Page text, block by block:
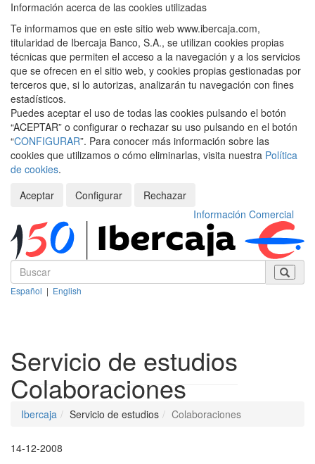
Información acerca de las cookies utilizadas
Te informamos que en este sitio web www.ibercaja.com,
titularidad de Ibercaja Banco, S.A., se utilizan cookies propias
técnicas que permiten el acceso a la navegación y a los servicios
que se ofrecen en el sitio web, y cookies propias gestionadas por
terceros que, si lo autorizas, analizarán tu navegación con fines
estadísticos.
Puedes aceptar el uso de todas las cookies pulsando el botón
“ACEPTAR” o configurar o rechazar su uso pulsando en el botón
“CONFIGURAR”. Para conocer más información sobre las
cookies que utilizamos o cómo eliminarlas, visita nuestra Política
de cookies.
Aceptar
Configurar
Rechazar
Información Comercial
Español | English
Servicio de estudios
Colaboraciones
Ibercaja Servicio de estudios Colaboraciones
14-12-2008